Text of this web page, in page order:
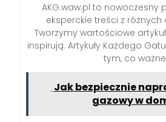
AKG.waw.pl to nowoczesny
eksperckie treści z różnych
Tworzymy wartościowe
inspirują. Artykuły Każdego
tym, co
Jak bezpiecznie
gazowy w